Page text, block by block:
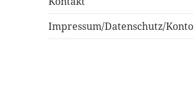
Impressum/Datenschutz/Konto